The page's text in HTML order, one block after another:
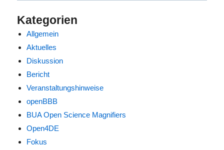
Kategorien
Allgemein
Aktuelles
Diskussion
Bericht
Veranstaltungshinweise
openBBB
BUA Open Science Magnifiers
Open4DE
Fokus